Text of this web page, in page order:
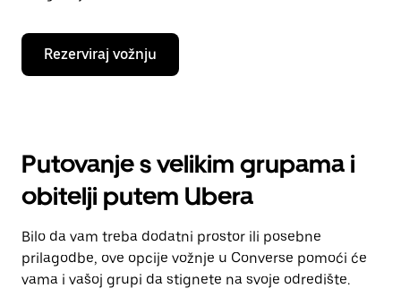
Rezerviraj vožnju
Putovanje s velikim grupama i
obitelji putem Ubera
Bilo da vam treba dodatni prostor ili posebne
prilagodbe, ove opcije vožnje u Converse pomoći će
vama i vašoj grupi da stignete na svoje odredište.